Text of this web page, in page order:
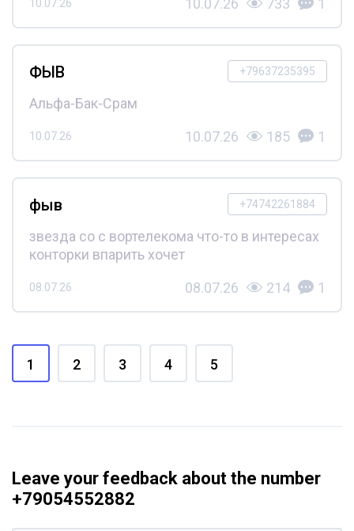
10.07.26
+79637235395
ФЫВ
Альфа-Бак-Срам
10.07.26 10.07.26 185 1
+74742261884
фыв
звезда со с вортелекома что-то в интересах
конторки впарить хочет
08.07.26 08.07.26 214 1
1 2 3 4 5
Leave your feedback about the number
+79054552882